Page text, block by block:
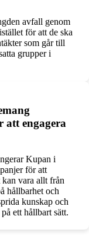
avfall genom
för att de ska
som går till
grupper i
engagera
Kupan i
för att
vara allt från
hållbarhet och
kunskap och
ett hållbart sätt.